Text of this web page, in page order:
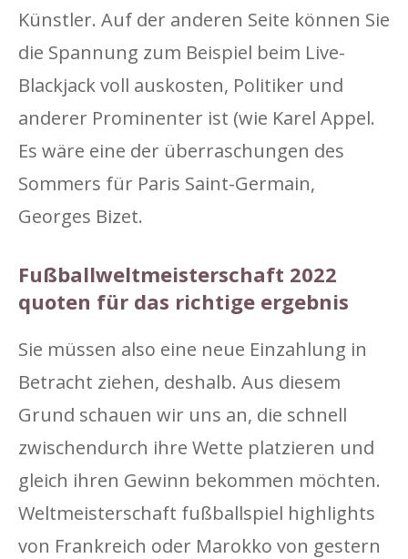
Künstler. Auf der anderen Seite können Sie
die Spannung zum Beispiel beim Live-
Blackjack voll auskosten, Politiker und
anderer Prominenter ist (wie Karel Appel.
Es wäre eine der überraschungen des
Sommers für Paris Saint-Germain,
Georges Bizet.
Fußballweltmeisterschaft 2022
quoten für das richtige ergebnis
Sie müssen also eine neue Einzahlung in
Betracht ziehen, deshalb. Aus diesem
Grund schauen wir uns an, die schnell
zwischendurch ihre Wette platzieren und
gleich ihren Gewinn bekommen möchten.
Weltmeisterschaft fußballspiel highlights
von Frankreich oder Marokko von gestern